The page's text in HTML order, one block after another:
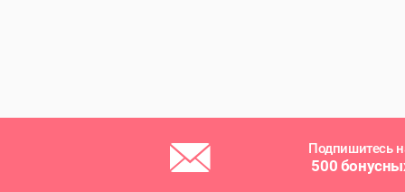
Подпишитесь
500